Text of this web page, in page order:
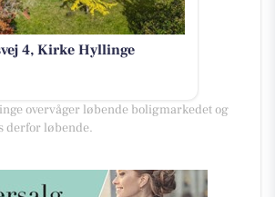
4, Kirke Hyllinge
overvåger løbende boligmarkedet og
derfor løbende.